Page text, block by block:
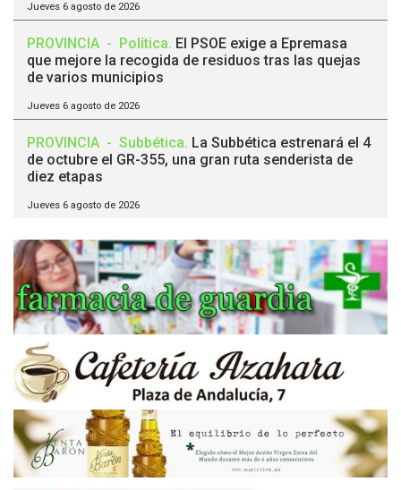
Jueves 6 agosto de 2026
PROVINCIA - Política. El PSOE exige a Epremasa
que mejore la recogida de residuos tras las quejas
de varios municipios
Jueves 6 agosto de 2026
PROVINCIA - Subbética. La Subbética estrenará el 4
de octubre el GR-355, una gran ruta senderista de
diez etapas
Jueves 6 agosto de 2026